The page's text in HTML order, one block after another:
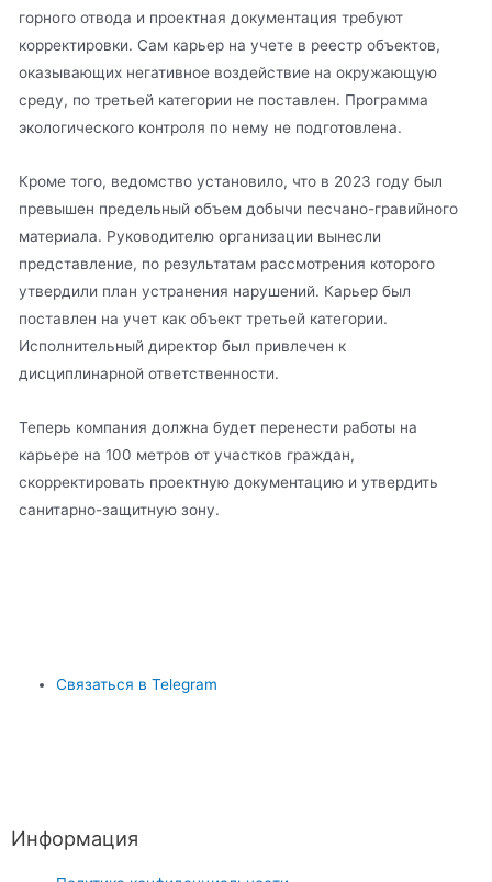
горного отвода и проектная документация требуют
корректировки. Сам карьер на учете в реестр объектов,
оказывающих негативное воздействие на окружающую
среду, по третьей категории не поставлен. Программа
экологического контроля по нему не подготовлена.
Кроме того, ведомство установило, что в 2023 году был
превышен предельный объем добычи песчано-гравийного
материала. Руководителю организации вынесли
представление, по результатам рассмотрения которого
утвердили план устранения нарушений. Карьер был
поставлен на учет как объект третьей категории.
Исполнительный директор был привлечен к
дисциплинарной ответственности.
Теперь компания должна будет перенести работы на
карьере на 100 метров от участков граждан,
скорректировать проектную документацию и утвердить
санитарно-защитную зону.
Связаться в Telegram
Информация